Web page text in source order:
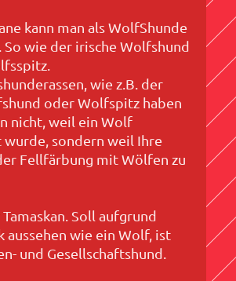
kann man als WolfShunde
So wie der irische Wolfshund
wie z.B. der
oder Wolfspitz haben
nicht, weil ein Wolf
wurde, sondern weil Ihre
Fellfärbung mit Wölfen zu
Soll aufgrund
aussehen wie ein Wolf, ist
und Gesellschaftshund.